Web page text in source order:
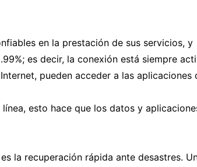
en la prestación de sus servicios, y
es decir, la conexión está siempre
pueden acceder a las aplicaciones
esto hace que los datos y
la recuperación rápida ante desastres.